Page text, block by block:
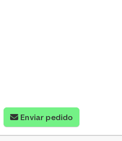
Enviar pedido